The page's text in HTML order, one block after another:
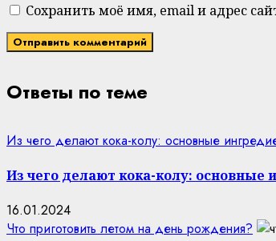
Сохранить моё имя, email и адрес
Ответы по теме
Из чего делают кока-колу: основные
Из чего делают кока-колу: основные
16.01.2024
Что приготовить летом на день рождения?